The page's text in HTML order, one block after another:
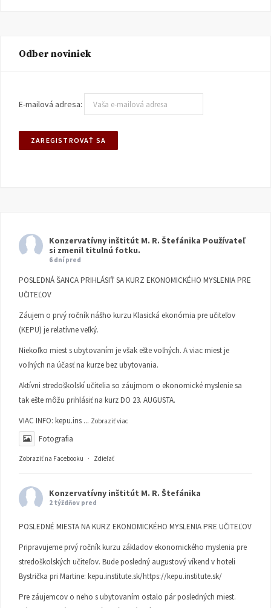
Odber noviniek
E-mailová adresa:
Konzervatívny inštitút M. R. Štefánika Používateľ
si zmenil titulnú fotku.
6 dní pred
POSLEDNÁ ŠANCA PRIHLÁSIŤ SA KURZ EKONOMICKÉHO MYSLENIA PRE
UČITEĽOV
Záujem o prvý ročník nášho kurzu Klasická ekonómia pre učiteľov
(KEPU) je relatívne veľký.
Niekoľko miest s ubytovaním je však ešte voľných. A viac miest je
voľných na účasť na kurze bez ubytovania.
Aktívni stredoškolskí učitelia so záujmom o ekonomické myslenie sa
tak ešte môžu prihlásiť na kurz DO 23. AUGUSTA.
VIAC INFO: kepu.ins ... Zobraziť viac
Fotografia
Zobraziť na Facebooku · Zdieľať
Konzervatívny inštitút M. R. Štefánika
2 týždňov pred
POSLEDNÉ MIESTA NA KURZ EKONOMICKÉHO MYSLENIA PRE UČITEĽOV
Pripravujeme prvý ročník kurzu základov ekonomického myslenia pre
stredoškolských učiteľov. Bude posledný augustový víkend v hoteli
Bystrička pri Martine: kepu.institute.sk/https://kepu.institute.sk/
Pre záujemcov o neho s ubytovaním ostalo pár posledných miest.